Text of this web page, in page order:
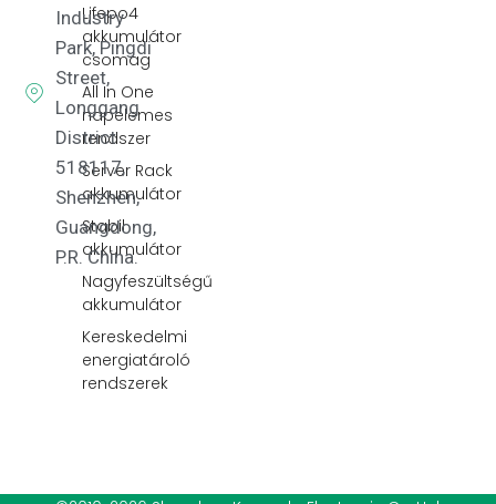
Lifepo4
akkumulátor
csomag
All In One
napelemes
rendszer
Server Rack
akkumulátor
Stabil
akkumulátor
Nagyfeszültségű
akkumulátor
Kereskedelmi
energiatároló
rendszerek
Industry
Park, Pingdi
Street,
Longgang
District
518117,
Shenzhen,
Guangdong,
P.R. China.